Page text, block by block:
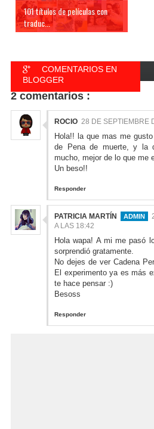
101 títulos de películas con
traduc...
COMENTARIOS EN
BLOGGER
FACEBOOK
2 comentarios :
ROCIO 28 DE SEPTIEMBRE
Hola!! la que mas me
de Pena de muerte, y la
mucho, mejor de lo que me
Un beso!!
Responder
PATRICIA MARTÍN
A LAS 18:42
Hola wapa! A mi me pasó
sorprendió gratamente.
No dejes de ver Cadena
El experimento ya es más
te hace pensar :)
Besoss
Responder